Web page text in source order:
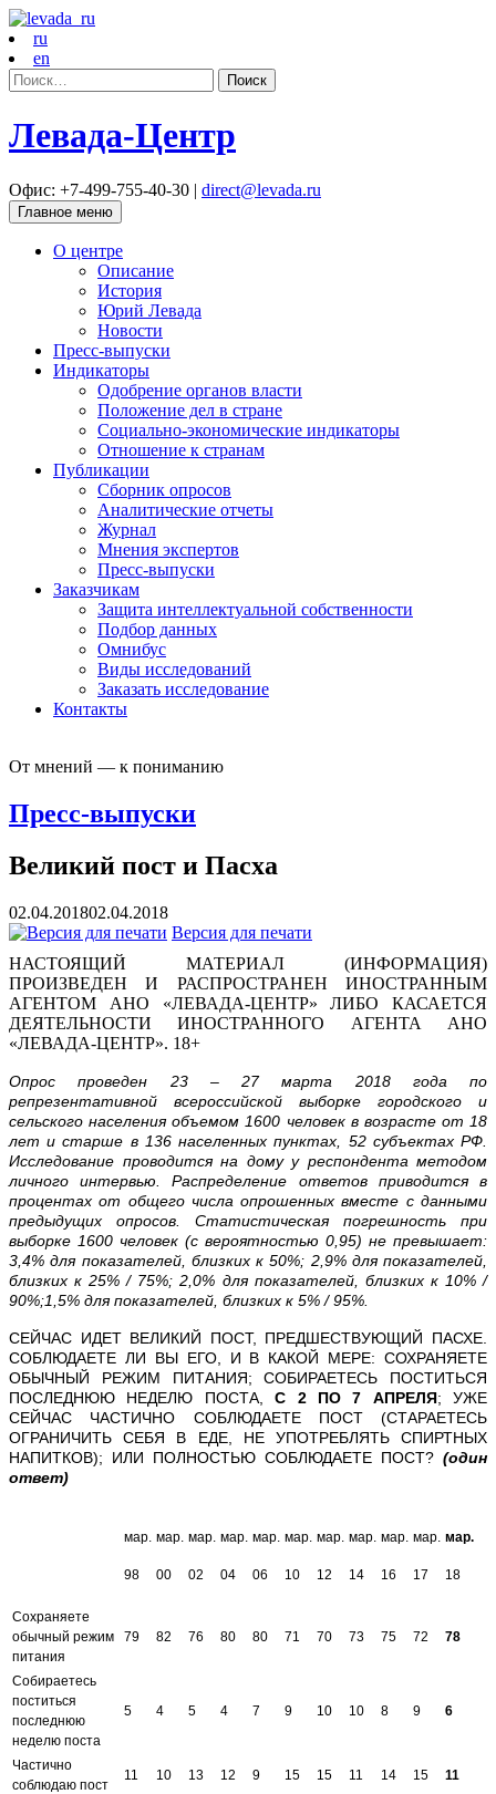
ru
en
Найти:
Левада-Центр
Офис: +7-499-755-40-30 | direct@levada.ru
Главное меню
О центре
Описание
История
Юрий Левада
Новости
Пресс-выпуски
Индикаторы
Одобрение органов власти
Положение дел в стране
Социально-экономические индикаторы
Отношение к странам
Публикации
Сборник опросов
Аналитические отчеты
Журнал
Мнения экспертов
Пресс-выпуски
Заказчикам
Защита интеллектуальной собственности
Подбор данных
Омнибус
Виды исследований
Заказать исследование
Контакты
От мнений — к пониманию
Пресс-выпуски
Великий пост и Пасха
02.04.201802.04.2018
Версия для печати
НАСТОЯЩИЙ МАТЕРИАЛ (ИНФОРМАЦИЯ)
ПРОИЗВЕДЕН И РАСПРОСТРАНЕН ИНОСТРАННЫМ
АГЕНТОМ АНО «ЛЕВАДА-ЦЕНТР» ЛИБО КАСАЕТСЯ
ДЕЯТЕЛЬНОСТИ ИНОСТРАННОГО АГЕНТА АНО
«ЛЕВАДА-ЦЕНТР». 18+
Опрос проведен 23 – 27 марта 2018 года по
репрезентативной всероссийской выборке городского и
сельского населения объемом 1600 человек в возрасте от 18
лет и старше в 136 населенных пунктах, 52 субъектах РФ.
Исследование проводится на дому у респондента методом
личного интервью.Распределение ответов приводится в
процентах от общего числа опрошенных вместе с данными
предыдущих опросов. Статистическая погрешность при
выборке 1600 человек (с вероятностью 0,95) не превышает:
3,4% для показателей, близких к 50%; 2,9% для показателей,
близких к 25% / 75%; 2,0% для показателей, близких к 10% /
90%;1,5% для показателей, близких к 5% / 95%.
СЕЙЧАС ИДЕТ ВЕЛИКИЙ ПОСТ, ПРЕДШЕСТВУЮЩИЙ ПАСХЕ.
СОБЛЮДАЕТЕ ЛИ ВЫ ЕГО, И В КАКОЙ МЕРЕ: СОХРАНЯЕТЕ
ОБЫЧНЫЙ РЕЖИМ ПИТАНИЯ; СОБИРАЕТЕСЬ ПОСТИТЬСЯ
ПОСЛЕДНЮЮ НЕДЕЛЮ ПОСТА,С 2 ПО 7 АПРЕЛЯ; УЖЕ
СЕЙЧАС ЧАСТИЧНО СОБЛЮДАЕТЕ ПОСТ (СТАРАЕТЕСЬ
ОГРАНИЧИТЬ СЕБЯ В ЕДЕ, НЕ УПОТРЕБЛЯТЬ СПИРТНЫХ
НАПИТКОВ); ИЛИ ПОЛНОСТЬЮ СОБЛЮДАЕТЕ ПОСТ? (один
ответ)
мар.
98
мар.
00
мар.
02
мар.
04
мар.
06
мар.
10
мар.
12
мар.
14
мар.
16
мар.
17
мар.
18
Сохраняете
обычный режим
питания
79 82 76 80 80 71 70 73 75 72 78
Собираетесь
поститься
последнюю
неделю поста
5 4 5 4 7 9 10 10 8 9 6
Частично
соблюдаю пост
11 10 13 12 9 15 15 11 14 15 11